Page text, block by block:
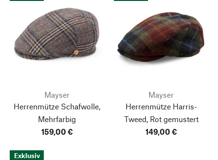
Mayser
Herrenmütze Schafwolle,
Mehrfarbig
159,00 €
Mayser
Herrenmütze Harris-
Tweed, Rot gemustert
149,00 €
Exklusiv